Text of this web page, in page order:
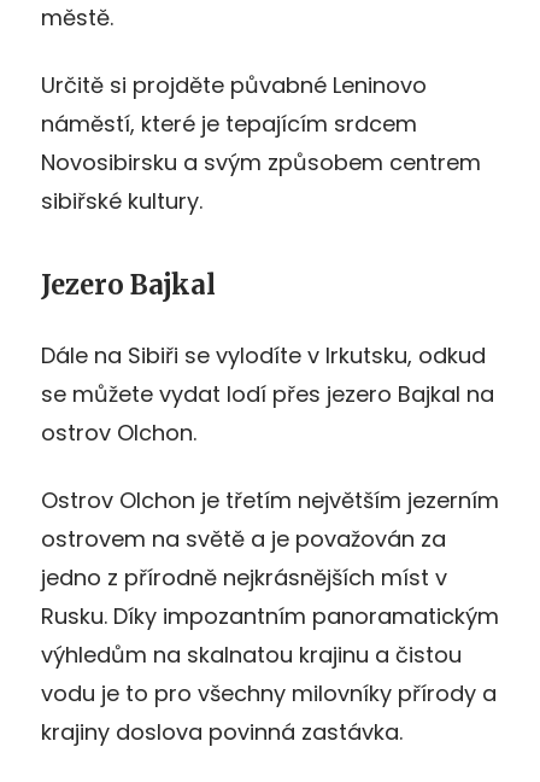
městě.
Určitě si projděte půvabné Leninovo
náměstí, které je tepajícím srdcem
Novosibirsku a svým způsobem centrem
sibiřské kultury.
Jezero Bajkal
Dále na Sibiři se vylodíte v Irkutsku, odkud
se můžete vydat lodí přes jezero Bajkal na
ostrov Olchon.
Ostrov Olchon je třetím největším jezerním
ostrovem na světě a je považován za
jedno z přírodně nejkrásnějších míst v
Rusku. Díky impozantním panoramatickým
výhledům na skalnatou krajinu a čistou
vodu je to pro všechny milovníky přírody a
krajiny doslova povinná zastávka.